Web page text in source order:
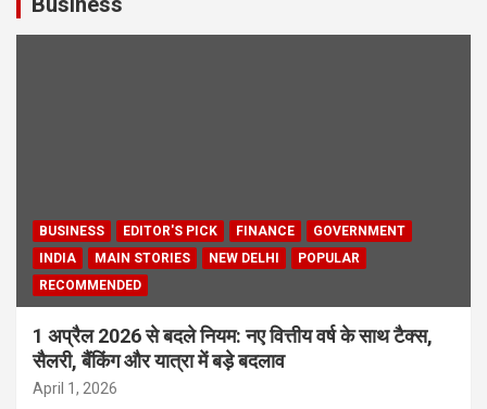
BUSINESS EDITOR'S PICK FINANCE
GOVERNMENT
INDIA
MAIN STORIES NEW DELHI
POPULAR
RECOMMENDED
1 अप्रैल 2026 से बदले नियम: नए वित्तीय वर्ष के साथ टैक्स,
सैलरी, बैंकिंग और यात्रा में बड़े बदलाव
April 1, 2026